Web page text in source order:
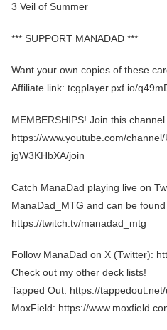
3 Veil of Summer
*** SUPPORT MANADAD ***
Want your own copies of these
Affiliate link: tcgplayer.pxf.io/
MEMBERSHIPS! Join this
https://www.youtube.com/
jgW3KHbXA/join
Catch ManaDad playing live on
ManaDad_MTG and can be
https://twitch.tv/manadad_mtg
Follow ManaDad on X (Twitter):
Check out my other deck lists!
Tapped Out: https://
MoxField: https://